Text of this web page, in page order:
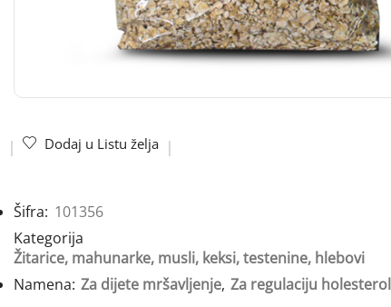
Dodaj u Listu želja
Šifra: 101356
Kategorija
Žitarice, mahunarke, musli, keksi, testenine, hlebovi
Namena: Za dijete mršavljenje, Za regulaciju